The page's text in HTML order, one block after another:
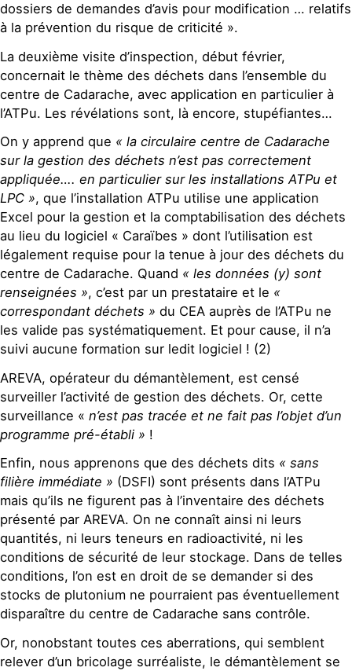
dossiers de demandes d’avis pour modification … relatifs
à la prévention du risque de criticité ».
La deuxième visite d’inspection, début février,
concernait le thème des déchets dans l’ensemble du
centre de Cadarache, avec application en particulier à
l’ATPu. Les révélations sont, là encore, stupéfiantes…
On y apprend que « la circulaire centre de Cadarache
sur la gestion des déchets n’est pas correctement
appliquée…. en particulier sur les installations ATPu et
LPC », que l’installation ATPu utilise une application
Excel pour la gestion et la comptabilisation des déchets
au lieu du logiciel « Caraïbes » dont l’utilisation est
légalement requise pour la tenue à jour des déchets du
centre de Cadarache. Quand « les données (y) sont
renseignées », c’est par un prestataire et le «
correspondant déchets » du CEA auprès de l’ATPu ne
les valide pas systématiquement. Et pour cause, il n’a
suivi aucune formation sur ledit logiciel ! (2)
AREVA, opérateur du démantèlement, est censé
surveiller l’activité de gestion des déchets. Or, cette
surveillance « n’est pas tracée et ne fait pas l’objet d’un
programme pré-établi » !
Enfin, nous apprenons que des déchets dits « sans
filière immédiate » (DSFI) sont présents dans l’ATPu
mais qu’ils ne figurent pas à l’inventaire des déchets
présenté par AREVA. On ne connaît ainsi ni leurs
quantités, ni leurs teneurs en radioactivité, ni les
conditions de sécurité de leur stockage. Dans de telles
conditions, l’on est en droit de se demander si des
stocks de plutonium ne pourraient pas éventuellement
disparaître du centre de Cadarache sans contrôle.
Or, nonobstant toutes ces aberrations, qui semblent
relever d’un bricolage surréaliste, le démantèlement se